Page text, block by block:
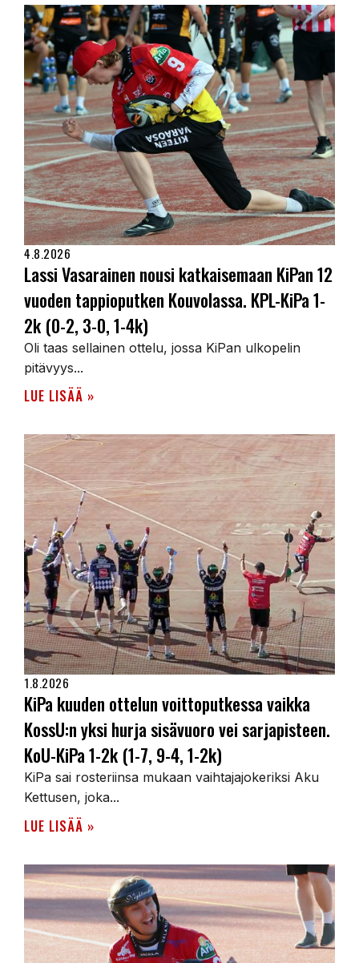
4.8.2026
Lassi Vasarainen nousi katkaisemaan KiPan 12
vuoden tappioputken Kouvolassa. KPL-KiPa 1-
2k (0-2, 3-0, 1-4k)
Oli taas sellainen ottelu, jossa KiPan ulkopelin
pitävyys...
LUE LISÄÄ »
1.8.2026
KiPa kuuden ottelun voittoputkessa vaikka
KossU:n yksi hurja sisävuoro vei sarjapisteen.
KoU-KiPa 1-2k (1-7, 9-4, 1-2k)
KiPa sai rosteriinsa mukaan vaihtajajokeriksi Aku
Kettusen, joka...
LUE LISÄÄ »